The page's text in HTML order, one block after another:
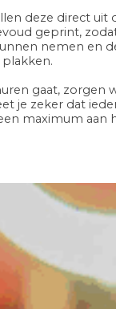
deze direct uit
geprint,
nemen en
gaat, zorgen
je zeker dat
maximum aan